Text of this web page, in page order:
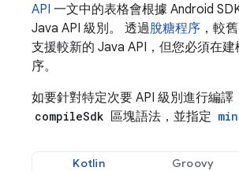
API 一文中的表格會根據 Android
Java API 級別。 透過脫糖程序 ，較
支援較新的 Java API，但您必須在
序。
如要針對特定次要 API 級別進行編譯
compileSdk 區塊語法，並指定
Kotlin Groovy